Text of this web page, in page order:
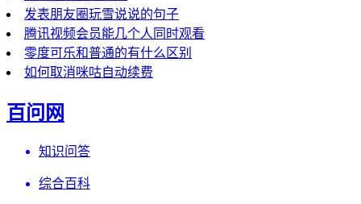
发表朋友圈玩雪说说的句子
腾讯视频会员能几个人同时观看
零度可乐和普通的有什么区别
如何取消咪咕自动续费
百问网
知识问答
综合百科